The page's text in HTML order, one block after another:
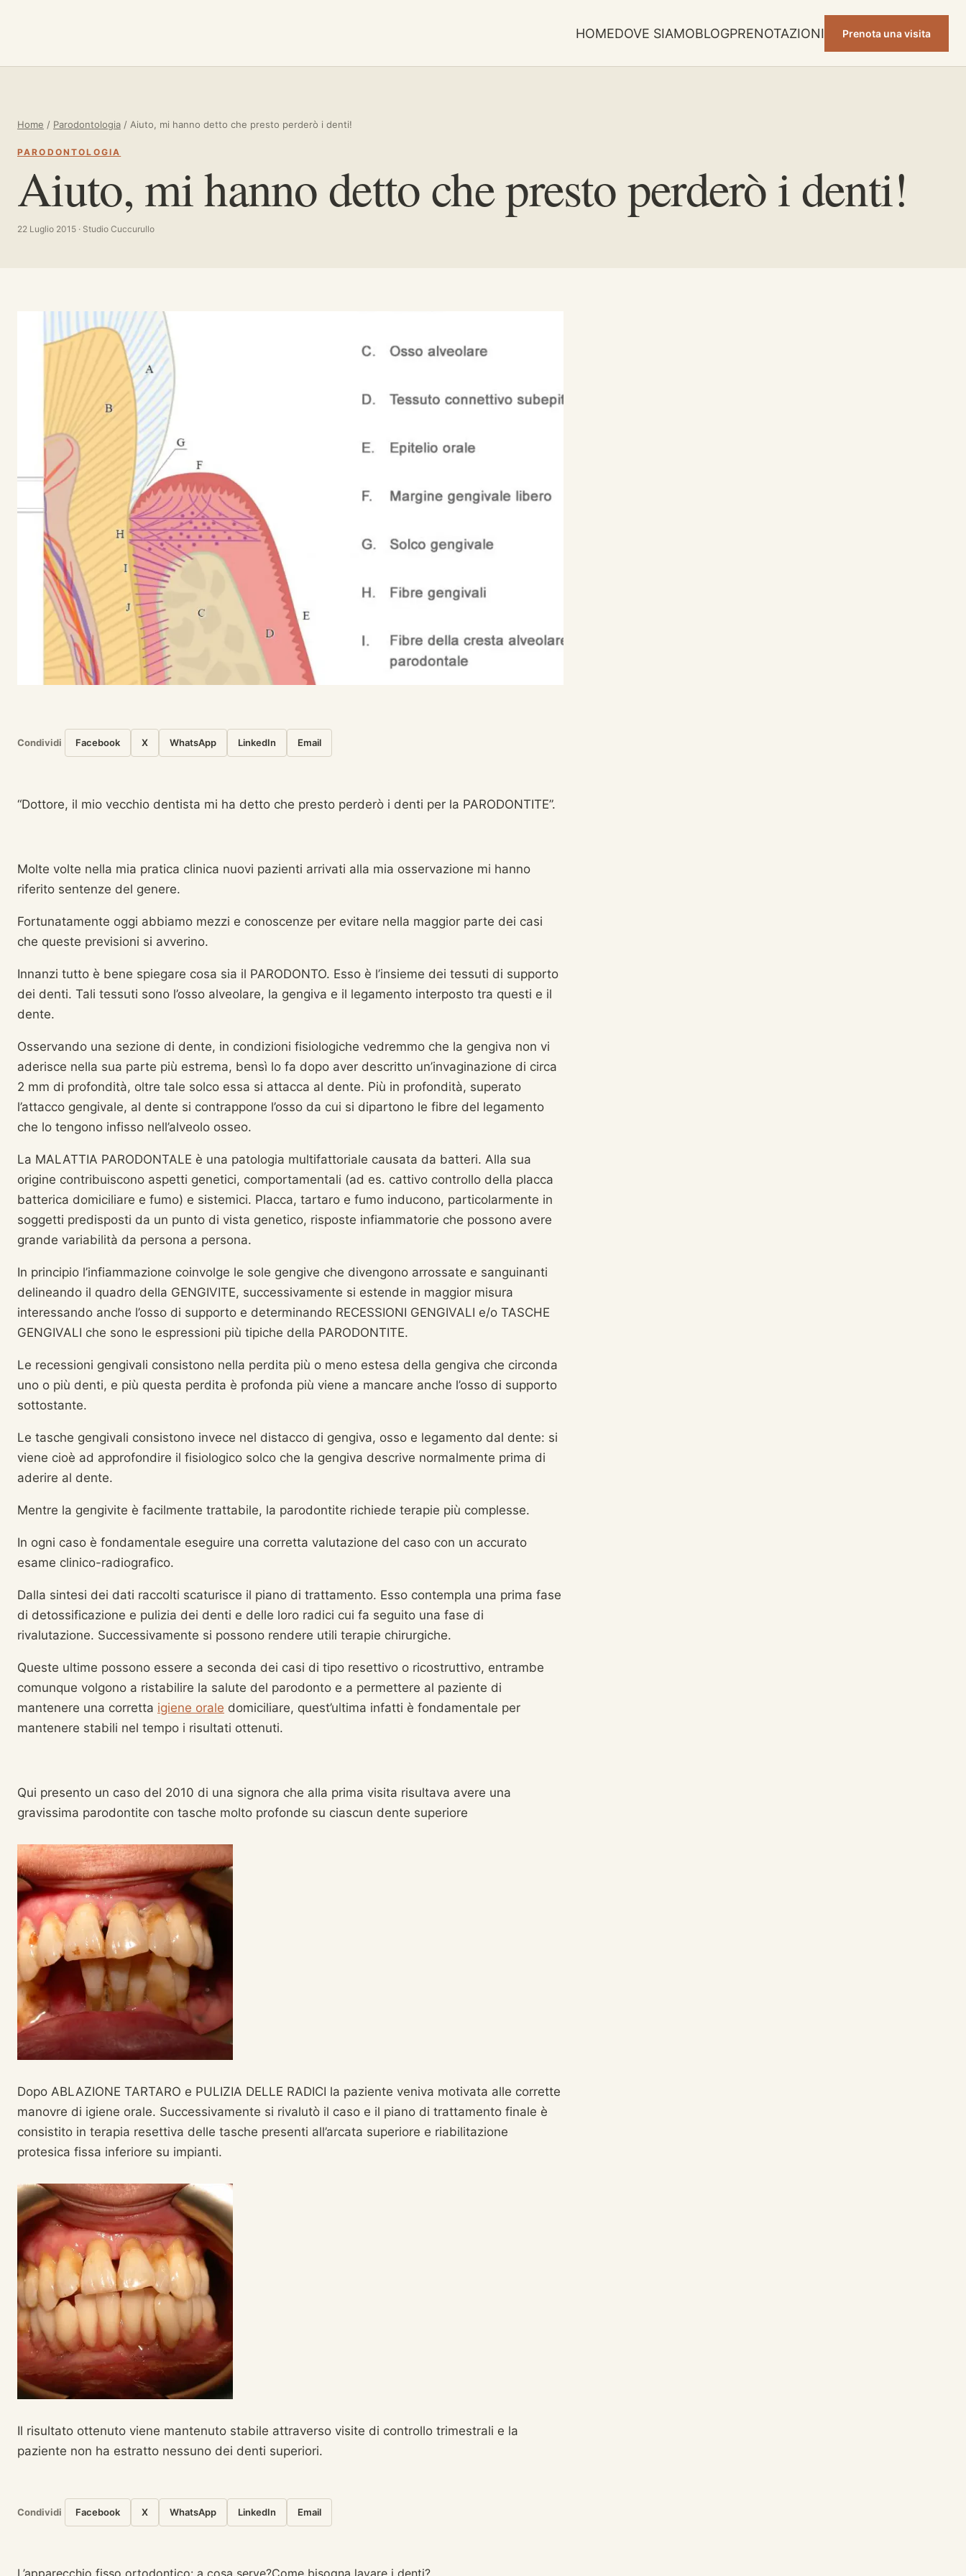
HOMEDOVE SIAMOBLOGPRENOTAZIONI Prenota una visita
Home / Parodontologia / Aiuto, mi hanno detto che presto perderò i denti!
PARODONTOLOGIA
Aiuto, mi hanno detto che presto perderò i denti!
22 Luglio 2015 · Studio Cuccurullo
Condividi Facebook X WhatsApp LinkedIn Email
“Dottore, il mio vecchio dentista mi ha detto che presto perderò i denti per la PARODONTITE”.
Molte volte nella mia pratica clinica nuovi pazienti arrivati alla mia osservazione mi hanno
riferito sentenze del genere.
Fortunatamente oggi abbiamo mezzi e conoscenze per evitare nella maggior parte dei casi
che queste previsioni si avverino.
Innanzi tutto è bene spiegare cosa sia il PARODONTO. Esso è l’insieme dei tessuti di supporto
dei denti. Tali tessuti sono l’osso alveolare, la gengiva e il legamento interposto tra questi e il
dente.
Osservando una sezione di dente, in condizioni fisiologiche vedremmo che la gengiva non vi
aderisce nella sua parte più estrema, bensì lo fa dopo aver descritto un’invaginazione di circa
2 mm di profondità, oltre tale solco essa si attacca al dente. Più in profondità, superato
l’attacco gengivale, al dente si contrappone l’osso da cui si dipartono le fibre del legamento
che lo tengono infisso nell’alveolo osseo.
La MALATTIA PARODONTALE è una patologia multifattoriale causata da batteri. Alla sua
origine contribuiscono aspetti genetici, comportamentali (ad es. cattivo controllo della placca
batterica domiciliare e fumo) e sistemici. Placca, tartaro e fumo inducono, particolarmente in
soggetti predisposti da un punto di vista genetico, risposte infiammatorie che possono avere
grande variabilità da persona a persona.
In principio l’infiammazione coinvolge le sole gengive che divengono arrossate e sanguinanti
delineando il quadro della GENGIVITE, successivamente si estende in maggior misura
interessando anche l’osso di supporto e determinando RECESSIONI GENGIVALI e/o TASCHE
GENGIVALI che sono le espressioni più tipiche della PARODONTITE.
Le recessioni gengivali consistono nella perdita più o meno estesa della gengiva che circonda
uno o più denti, e più questa perdita è profonda più viene a mancare anche l’osso di supporto
sottostante.
Le tasche gengivali consistono invece nel distacco di gengiva, osso e legamento dal dente: si
viene cioè ad approfondire il fisiologico solco che la gengiva descrive normalmente prima di
aderire al dente.
Mentre la gengivite è facilmente trattabile, la parodontite richiede terapie più complesse.
In ogni caso è fondamentale eseguire una corretta valutazione del caso con un accurato
esame clinico-radiografico.
Dalla sintesi dei dati raccolti scaturisce il piano di trattamento. Esso contempla una prima fase
di detossificazione e pulizia dei denti e delle loro radici cui fa seguito una fase di
rivalutazione. Successivamente si possono rendere utili terapie chirurgiche.
Queste ultime possono essere a seconda dei casi di tipo resettivo o ricostruttivo, entrambe
comunque volgono a ristabilire la salute del parodonto e a permettere al paziente di
mantenere una corretta igiene orale domiciliare, quest’ultima infatti è fondamentale per
mantenere stabili nel tempo i risultati ottenuti.
Qui presento un caso del 2010 di una signora che alla prima visita risultava avere una
gravissima parodontite con tasche molto profonde su ciascun dente superiore
Dopo ABLAZIONE TARTARO e PULIZIA DELLE RADICI la paziente veniva motivata alle corrette
manovre di igiene orale. Successivamente si rivalutò il caso e il piano di trattamento finale è
consistito in terapia resettiva delle tasche presenti all’arcata superiore e riabilitazione
protesica fissa inferiore su impianti.
Il risultato ottenuto viene mantenuto stabile attraverso visite di controllo trimestrali e la
paziente non ha estratto nessuno dei denti superiori.
Condividi Facebook X WhatsApp LinkedIn Email
L’apparecchio fisso ortodontico: a cosa serve?Come bisogna lavare i denti?